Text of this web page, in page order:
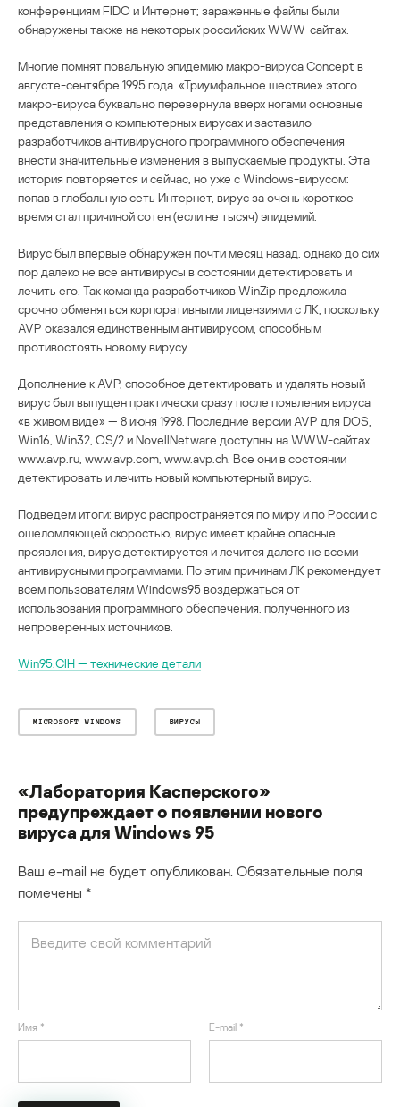
конференциям FIDO и Интернет; зараженные файлы были
обнаружены также на некоторых российских WWW-сайтах.
Многие помнят повальную эпидемию макро-вируса Concept в
августе-сентябре 1995 года. «Триумфальное шествие» этого
макро-вируса буквально перевернула вверх ногами основные
представления о компьютерных вирусах и заставило
разработчиков антивирусного программного обеспечения
внести значительные изменения в выпускаемые продукты. Эта
история повторяется и сейчас, но уже с Windows-вирусом:
попав в глобальную сеть Интернет, вирус за очень короткое
время стал причиной сотен (если не тысяч) эпидемий.
Вирус был впервые обнаружен почти месяц назад, однако до сих
пор далеко не все антивирусы в состоянии детектировать и
лечить его. Так команда разработчиков WinZip предложила
срочно обменяться корпоративными лицензиями с ЛК, поскольку
AVP оказался единственным антивирусом, способным
противостоять новому вирусу.
Дополнение к AVP, способное детектировать и удалять новый
вирус был выпущен практически сразу после появления вируса
«в живом виде» — 8 июня 1998. Последние версии AVP для DOS,
Win16, Win32, OS/2 и NovellNetware доступны на WWW-сайтах
www.avp.ru, www.avp.com, www.avp.ch. Все они в состоянии
детектировать и лечить новый компьютерный вирус.
Подведем итоги: вирус распространяется по миру и по России с
ошеломляющей скоростью, вирус имеет крайне опасные
проявления, вирус детектируется и лечится далего не всеми
антивирусными программами. По этим причинам ЛК рекомендует
всем пользователям Windows95 воздержаться от
использования программного обеспечения, полученного из
непроверенных источников.
Win95.CIH — технические детали
MICROSOFT WINDOWS ВИРУСЫ
«Лаборатория Касперского»
предупреждает о появлении нового
вируса для Windows 95
Ваш e-mail не будет опубликован. Обязательные поля
помечены *
Имя * E-mail *